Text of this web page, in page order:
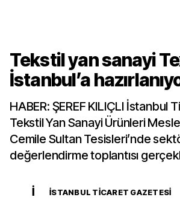
Tekstil yan sanayi
İstanbul’a
HABER: ŞEREF KILIÇLI İstanbul
Tekstil Yan Sanayi Ürünleri
Cemile Sultan Tesisleri’nde
değerlendirme toplantısı
İ İSTANBUL TICARET GAZETESI